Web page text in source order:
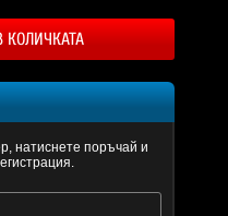
КОЛИЧКАТА
натиснете поръчай и